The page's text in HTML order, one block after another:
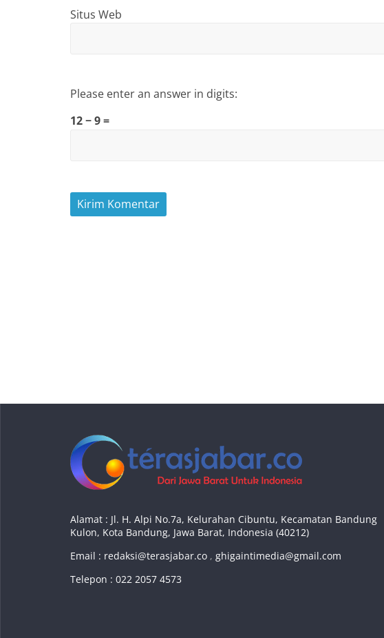
Situs Web
Please enter an answer in digits:
12 − 9 =
Alamat : Jl. H. Alpi No.7a, Kelurahan Cibuntu, Kecamatan Bandung
Kulon, Kota Bandung, Jawa Barat, Indonesia (40212)
Email : redaksi@terasjabar.co , ghigaintimedia@gmail.com
Telepon : 022 2057 4573